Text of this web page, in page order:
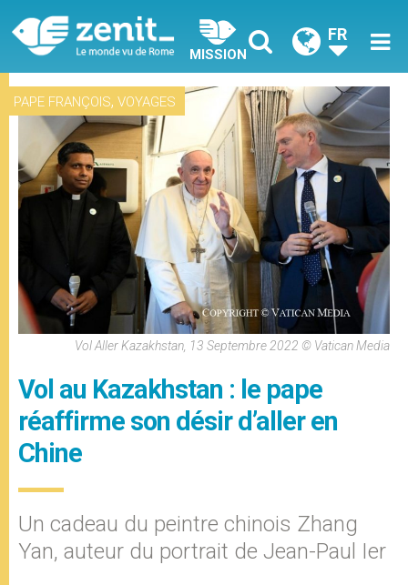
MISSION
FR
PAPE FRANÇOIS, VOYAGES
Vol Aller Kazakhstan, 13 Septembre 2022 © Vatican Media
Vol au Kazakhstan : le pape
réaffirme son désir d’aller en
Chine
Un cadeau du peintre chinois Zhang
Yan, auteur du portrait de Jean-Paul Ier